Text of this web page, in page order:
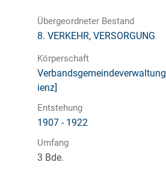
Übergeordneter Bestand
8. VERKEHR, VERSORGUNG
Körperschaft
ienz]
Entstehung
1907 - 1922
Umfang
3 Bde.